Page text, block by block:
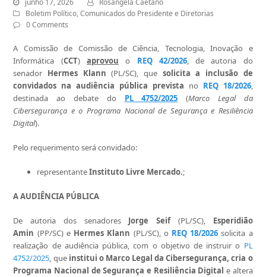
junho 17, 2026
Rosangela Caetano
Boletim Político,Comunicados do Presidente e Diretorias
0 Comments
A Comissão de Comissão de Ciência, Tecnologia, Inovação e
Informática (CCT) aprovou o REQ 42/2026, de autoria do
senador Hermes Klann (PL/SC), que solicita a inclusão de
convidados na audiência pública prevista no REQ 18/2026,
destinada ao debate do PL 4752/2025 (Marco Legal da
Cibersegurança e o Programa Nacional de Segurança e Resiliência
Digital).
Pelo requerimento será convidado:
representanteInstituto Livre Mercado.;
A AUDIÊNCIA PÚBLICA
De autoria dos senadores Jorge Seif(PL/SC), Esperidião
Amin (PP/SC) e Hermes Klann (PL/SC), o REQ 18/2026 solicita a
realização de audiência pública, com o objetivo de instruir o PL
4752/2025, que institui o Marco Legal da Cibersegurança, cria o
Programa Nacional de Segurança e Resiliência Digital e altera